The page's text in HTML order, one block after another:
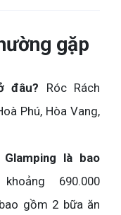
gặp
đâu? Róc Rách
Phú, Hòa Vang,
là bao
690.000
gồm 2 bữa ăn